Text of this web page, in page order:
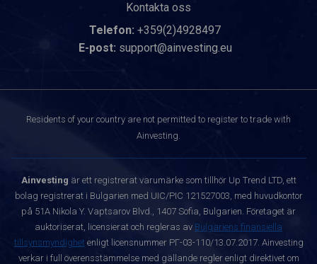
Kontakta oss
Telefon: +359(2)4928497
E-post: support@ainvesting.eu
Residents of your country are not permitted to register to trade with
Ainvesting.
Ainvesting är ett registrerat varumärke som tillhör Up Trend LTD, ett
bolag registrerat i Bulgarien med UIC/PIC 121527003, med huvudkontor
på 51A Nikola Y. Vaptsarov Blvd., 1407 Sofia, Bulgarien. Företaget är
auktoriserat, licensierat och regleras av Bulgariens finansiella
tillsynsmyndighetenligt licensnummer РГ-03-110/13.07.2017. Ainvesting
verkar i full överensstämmelse med gällande regler enligt direktivet om